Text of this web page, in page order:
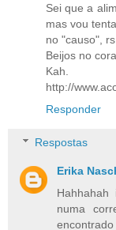
Sei que a
mas vou
no "causo", rs
Beijos no
Kah.
http://
Responder
Respostas
Erika
numa